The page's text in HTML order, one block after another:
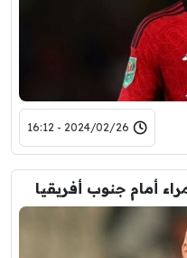
2024/02/26 - 16:12
أمام جنوب أفريقيا